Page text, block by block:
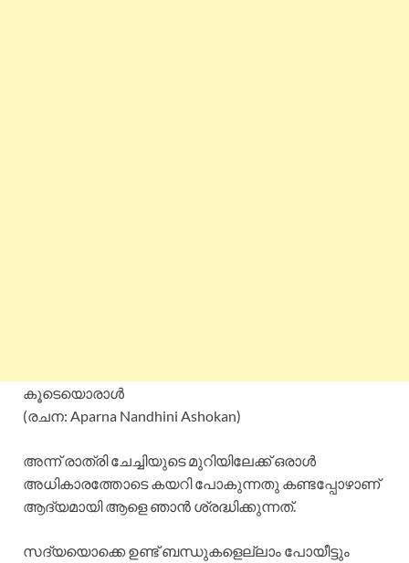
കൂടെയൊരാൾ
(രചന: Aparna Nandhini Ashokan)
അന്ന് രാത്രി ചേച്ചിയുടെ മുറിയിലേക്ക് ഒരാൾ
അധികാരത്തോടെ കയറി പോകുന്നതു കണ്ടപ്പോഴാണ്
ആദ്യമായി ആളെ ഞാൻ ശ്രദ്ധിക്കുന്നത്.
സദ്യയൊക്കെ ഉണ്ട് ബന്ധുകളെല്ലാം പോയീട്ടും